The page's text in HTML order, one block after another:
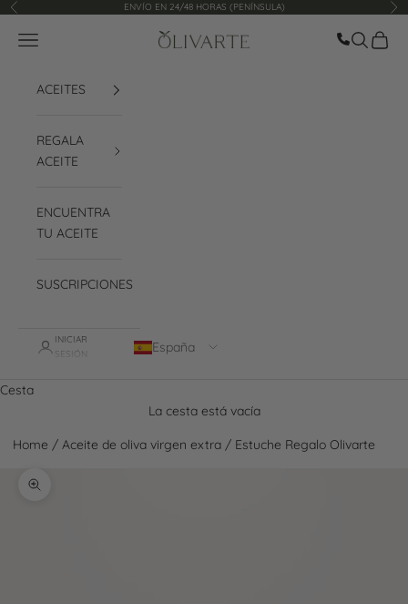
Ir al contenido
Anterior ENVÍO EN 24/48 HORAS (PENÍNSULA)
Olivarte
Menú Llamar
Buscar
Cesta
ACEITES
REGALA
ACEITE
ENCUENTRA
TU ACEITE
SUSCRIPCIONES
INICIAR
SESIÓN
España
Cesta
La cesta está vacía
Home / Aceite de oliva virgen extra / Estuche Regalo Olivarte
Zoom